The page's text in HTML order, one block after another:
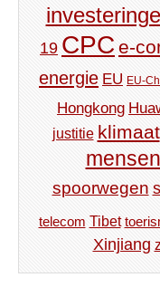
19 CPC e-
energie EU EU-
Hongkong
justitie klimaat
spoorwegen
telecom Tibet
Xinjiang